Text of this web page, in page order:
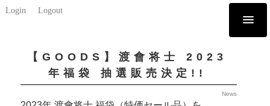
Login Logout
【GOODS】渡會将士 2023
年福袋 抽選販売決定!!
News